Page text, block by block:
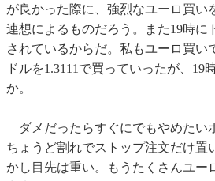
が良かった際に、強烈なユーロ買い
連想によるものだろう。また19時に
されているからだ。私もユーロ買い
ドルを1.3111で買っていったが、19
か。
ダメだったらすぐにでもやめたい
ちょうど割れでストップ注文だけ置
かし目先は重い。もうたくさんユー